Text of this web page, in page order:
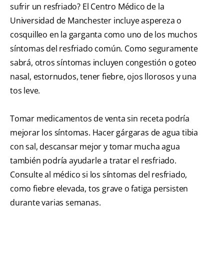
sufrir un resfriado? El Centro Médico de la
Universidad de Manchester incluye aspereza o
cosquilleo en la garganta como uno de los muchos
síntomas del resfriado común. Como seguramente
sabrá, otros síntomas incluyen congestión o goteo
nasal, estornudos, tener fiebre, ojos llorosos y una
tos leve.
Tomar medicamentos de venta sin receta podría
mejorar los síntomas. Hacer gárgaras de agua tibia
con sal, descansar mejor y tomar mucha agua
también podría ayudarle a tratar el resfriado.
Consulte al médico si los síntomas del resfriado,
como fiebre elevada, tos grave o fatiga persisten
durante varias semanas.